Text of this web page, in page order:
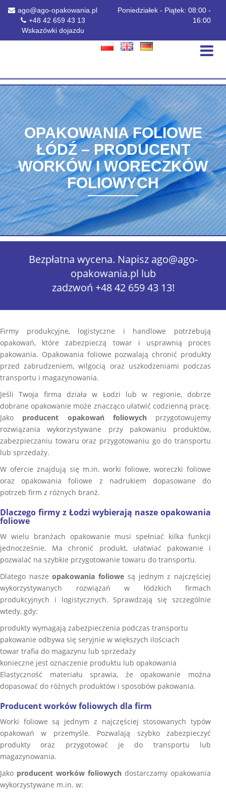
ago@ago-opakowania.pl
+48 42 659 43 13
Wskazówki dojazdu
Poniedziałek - Piątek: 08:00 -
16:00
OPAKOWANIA FOLIOWE
ŁÓDŹ – PRODUCENT
WORKÓW I WORECZKÓW
FOLIOWYCH
Bezpłatna wycena. Napisz ago@ago-
opakowania.pl lub
zadzwoń +48 42 659 43 13!
Firmy produkcyjne, logistyczne i handlowe potrzebują
opakowań, które zabezpieczą towar i usprawnią proces
pakowania. Opakowania foliowe pozwalają chronić produkty
przed zabrudzeniem, wilgocią oraz uszkodzeniami podczas
transportu i magazynowania.
Jeśli Twoja firma działa w Łodzi lub w regionie, dobrze
dobrane opakowanie może znacząco ułatwić codzienną pracę.
Jako producent opakowań foliowychprzygotowujemy
rozwiązania wykorzystywane przy pakowaniu produktów,
zabezpieczaniu towaru oraz przygotowaniu go do transportu
lub sprzedaży.
W ofercie znajdują się m.in. worki foliowe, woreczki foliowe
oraz opakowania foliowe z nadrukiem dopasowane do
potrzeb firm z różnych branż.
Dlaczego firmy z Łodzi wybierają nasze opakowania
foliowe
W wielu branżach opakowanie musi spełniać kilka funkcji
jednocześnie. Ma chronić produkt, ułatwiać pakowanie i
pozwalać na szybkie przygotowanie towaru do transportu.
Dlatego naszeopakowania foliowe są jednym z najczęściej
wykorzystywanych rozwiązań w łódzkich firmach
produkcyjnych i logistycznych. Sprawdzają się szczególnie
wtedy, gdy:
produkty wymagają zabezpieczenia podczas transportu
pakowanie odbywa się seryjnie w większych ilościach
towar trafia do magazynu lub sprzedaży
konieczne jest oznaczenie produktu lub opakowania
Elastyczność materiału sprawia, że opakowanie można
dopasować do różnych produktów i sposobów pakowania.
Producent worków foliowych dla firm
Worki foliowe są jednym z najczęściej stosowanych typów
opakowań w przemyśle. Pozwalają szybko zabezpieczyć
produkty oraz przygotować je do transportu lub
magazynowania.
Jako producent worków foliowych dostarczamy opakowania
wykorzystywane m.in. w: